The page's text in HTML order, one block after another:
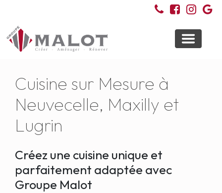
Toggle
Cuisine sur Mesure à
Neuvecelle, Maxilly et
Lugrin
Créez une cuisine unique et
parfaitement adaptée avec
Groupe Malot